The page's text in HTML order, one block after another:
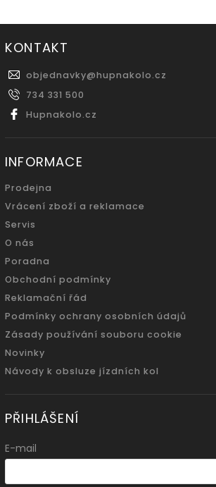
KONTAKT
objednavky@hupnakolo.cz
734 331 500
Hupnakolo.cz
INFORMACE
Prodejna
Vrácení zboží a reklamace
Servis
O nás
Poradna
Obchodní podmínky
Reklamační řád
Podmínky ochrany osobních údajů
Zásady používání souboru cookie
Novinky
Návody k obsluze jízdních kol
PŘIHLÁŠENÍ
E-mail